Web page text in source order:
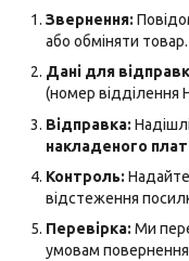
Звернення:
або обміняти товар.
Дані для
(номер відділення
Відправка:
накладеного
Контроль:
відстеження
Перевірка: Ми
умовам